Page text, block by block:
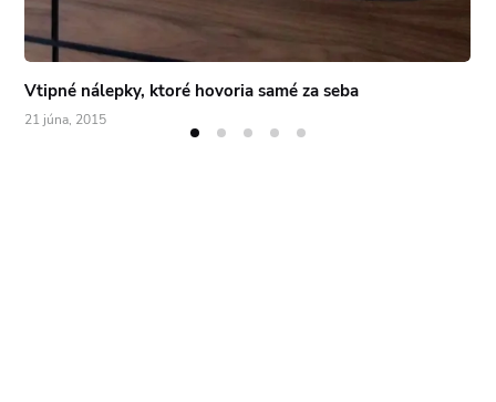
Vtipné nálepky, ktoré hovoria samé za seba
21 júna, 2015